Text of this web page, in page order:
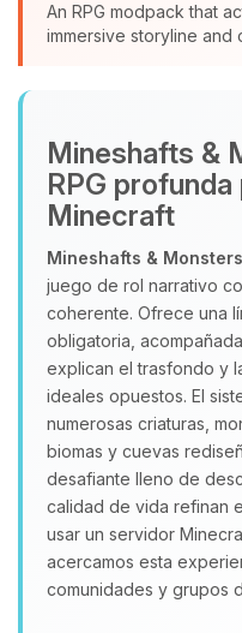
An RPG modpack that
immersive storyline and
Mineshafts &
RPG
Minecraft
Mineshafts & Monsters
juego de rol narrativo
coherente. Ofrece una
obligatoria,
explican el trasfondo y
ideales opuestos. El
numerosas criaturas,
biomas y cuevas
desafiante lleno de
calidad de vida refinan
usar un servidor
acercamos esta
comunidades y grupos
Yupi, por fin
pequenos
10/08/2026